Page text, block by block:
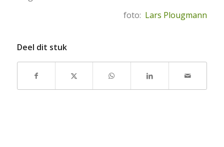
foto: Lars Plougmann
Deel dit stuk